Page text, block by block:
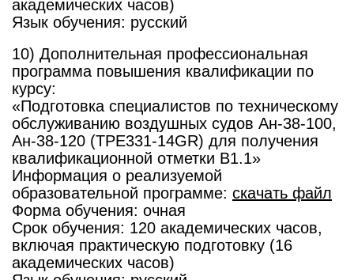
академических часов)
Язык обучения: русский
10) Дополнительная профессиональная
программа повышения квалификации по
курсу:
«Подготовка специалистов по техническому
обслуживанию воздушных судов Ан-38-100,
Ан-38-120 (ТРЕ331-14GR) для получения
квалификационной отметки В1.1»
Информация о реализуемой
образовательной программе: скачать файл
Форма обучения: очная
Срок обучения: 120 академических часов,
включая практическую подготовку (16
академических часов)